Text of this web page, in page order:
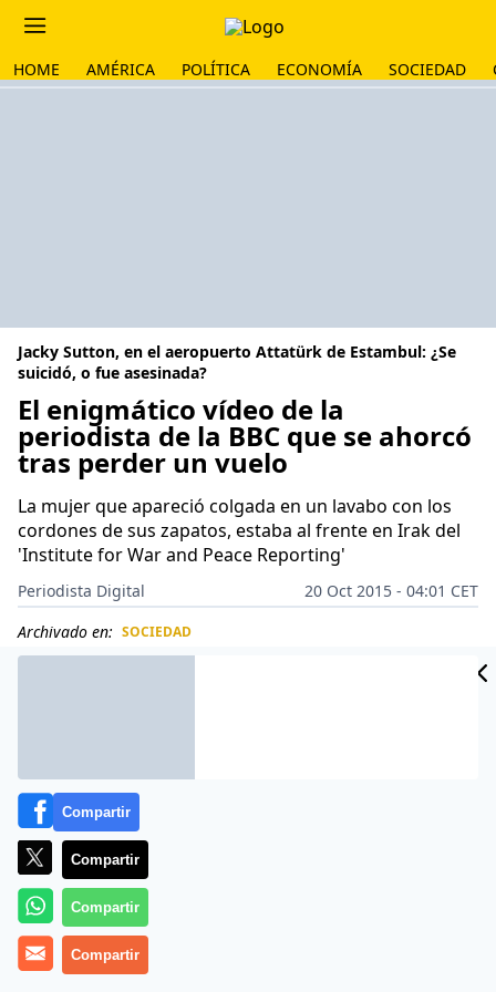
HOME AMÉRICA POLÍTICA ECONOMÍA SOCIEDAD
Jacky Sutton, en el aeropuerto Attatürk de Estambul: ¿Se
suicidó, o fue asesinada?
El enigmático vídeo de la
periodista de la BBC que se ahorcó
tras perder un vuelo
La mujer que apareció colgada en un lavabo con los
cordones de sus zapatos, estaba al frente en Irak del
'Institute for War and Peace Reporting'
Periodista Digital
20 Oct 2015 - 04:01 CET
Archivado en: SOCIEDAD
Compartir
Compartir
Compartir
Compartir